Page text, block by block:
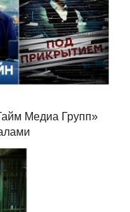
Медиа Групп»